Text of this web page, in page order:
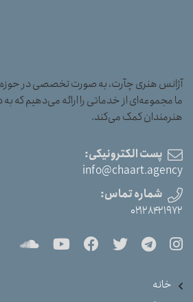
آژانس هنری چآرت، به صورت تخصصی در
ما مجموعه‌ای از خدماتی را ارائه می‌دهیم که
هنرمندان کمک می‌کند.
پست الکترونیکی:
info@chaart.agency
شماره تماس:
۰۲۱۲۸۴۲۱۹۷۲
خانه